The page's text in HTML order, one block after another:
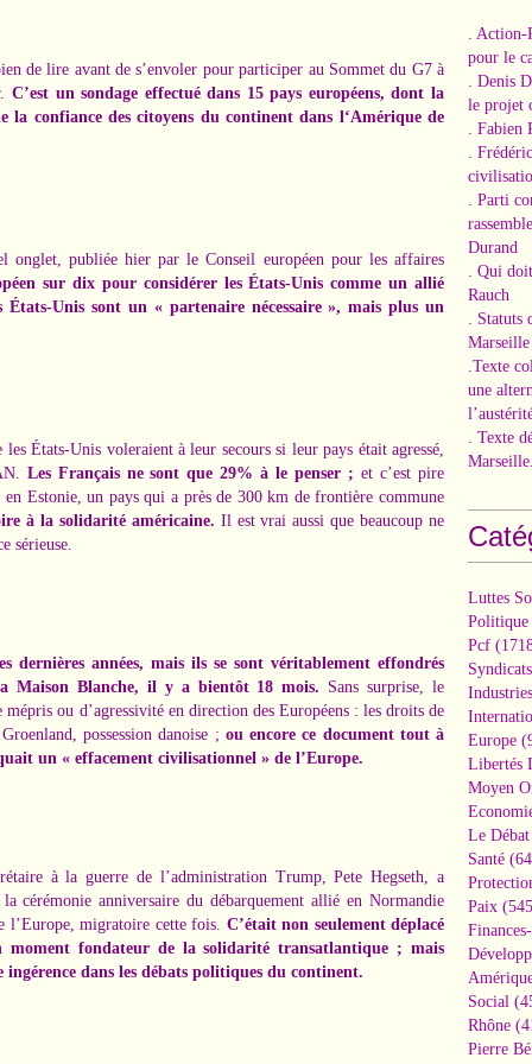
de lire avant de s’envoler pour participer au Sommet du G7 à
C’est un sondage effectué dans 15 pays européens, dont la
confiance des citoyens du continent dans l‘Amérique de
onglet, publiée hier par le Conseil européen pour les affaires
sur dix pour considérer les États-Unis comme un allié
Unis sont un « partenaire nécessaire », mais plus un
États-Unis voleraient à leur secours si leur pays était agressé,
Les Français ne sont que 29% à le penser ; et c’est pire
en Estonie, un pays qui a près de 300 km de frontière commune
à la solidarité américaine. Il est vrai aussi que beaucoup ne
sérieuse.
dernières années, mais ils se sont véritablement effondrés
Maison Blanche, il y a bientôt 18 mois. Sans surprise, le
ou d’agressivité en direction des Européens : les droits de
possession danoise ; ou encore ce document tout à
un « effacement civilisationnel » de l’Europe.
à la guerre de l’administration Trump, Pete Hegseth, a
cérémonie anniversaire du débarquement allié en Normandie
l’Europe, migratoire cette fois. C’était non seulement déplacé
moment fondateur de la solidarité transatlantique ; mais
dans les débats politiques du continent.
. Action-
pour le
. Denis
le projet
. Fabien
.
. Parti
Durand
. Qui
Rauch
. Statuts
Marseille
.Texte
une
. Texte
Luttes
Politique
Pcf
Syndicats
Industries
Europe
Libertés
Moyen
Le
Santé
Paix
Social
Rhône
Pierre